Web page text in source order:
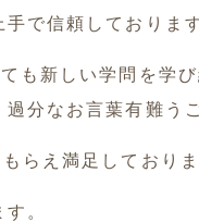
で信頼しております
も新しい学問を学
分なお言葉有難う
らえ満足しておりま
。